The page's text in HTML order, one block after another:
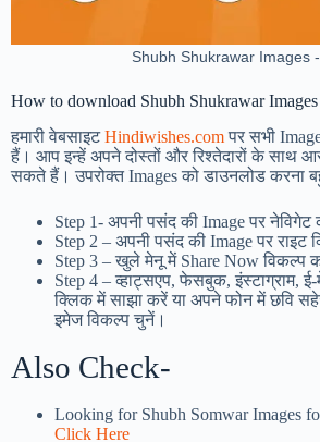
Shubh Shukrawar Images
How to download Shubh Shukrawar Images
हमारी वेबसाइटHindiwishes.comपर सभी
हैं। आप इन्हें अपने दोस्तों और रिश्तेदारों के साथ
सकते हैं। उपरोक्त Images को डाउनलोड करना
Step 1- अपनी पसंद की Image पर नेविगेट
Step 2 – अपनी पसंद की Image पर राइट
Step 3 – खुले मेनू में Share Now विकल्प
Step 4 – व्हाट्सएप, फेसबुक, इंस्टाग्राम,
क्लिक में साझा करें या अपने फोन में छवि
इमेज विकल्प चुनें।
Also Check-
Looking for Shubh Somwar Images
Click Here